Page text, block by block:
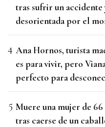
tras sufrir un accidente
desorientada por el
Ana Hornos, turista
es para vivir, pero
perfecto para
Muere una mujer de
tras caerse de un